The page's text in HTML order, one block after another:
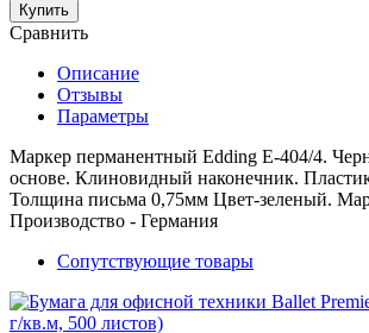
Купить
Сравнить
Описание
Отзывы
Параметры
Маркер перманентный Edding Е-404/4.
основе. Клиновидный наконечник.
Толщина письма 0,75мм Цвет-зеленый.
Производство - Германия
Сопутствующие товары